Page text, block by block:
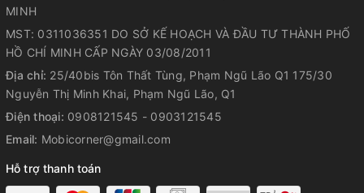
MINH
MST: 0311036351 DO SỞ KẾ HOẠCH VÀ ĐẦU TƯ THÀNH PHỐ
HỒ CHÍ MINH CẤP NGÀY 03/08/2011
Địa chỉ: 25/40bis Tôn Thất Tùng, Phạm Ngũ Lão Q1 175/30
Nguyễn Thị Minh Khai, Phạm Ngũ Lão, Q1
Điện thoại: 0908121545 - 0903121545
Email: Mobicorner@gmail.com
Hỗ trợ thanh toán